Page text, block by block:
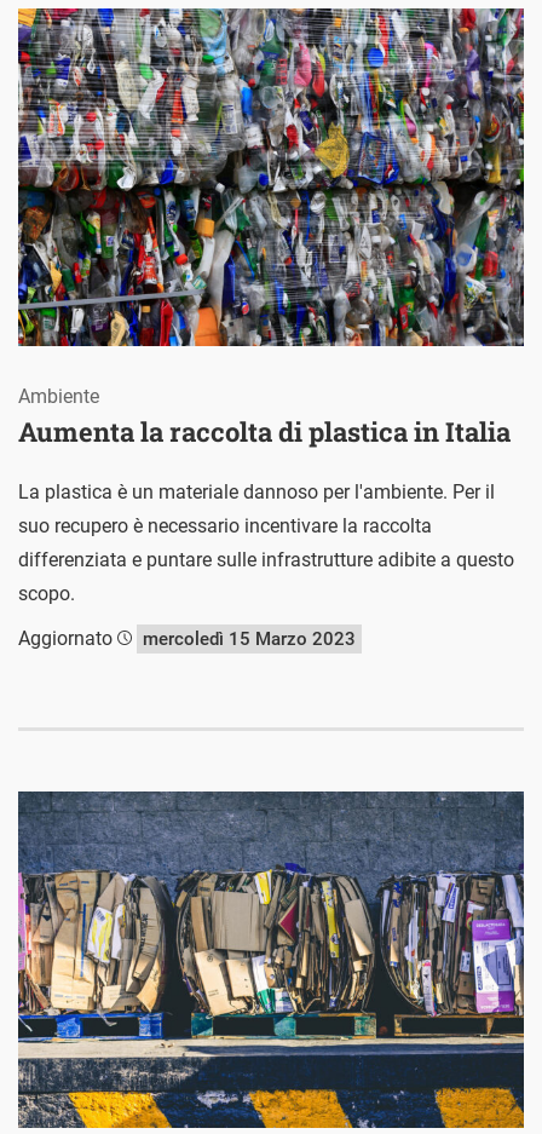
Aumenta la raccolta di plastica in Italia
Ambiente
La plastica è un materiale dannoso per l'ambiente. Per il
suo recupero è necessario incentivare la raccolta
differenziata e puntare sulle infrastrutture adibite a questo
scopo.
Aggiornato
mercoledì 15 Marzo 2023